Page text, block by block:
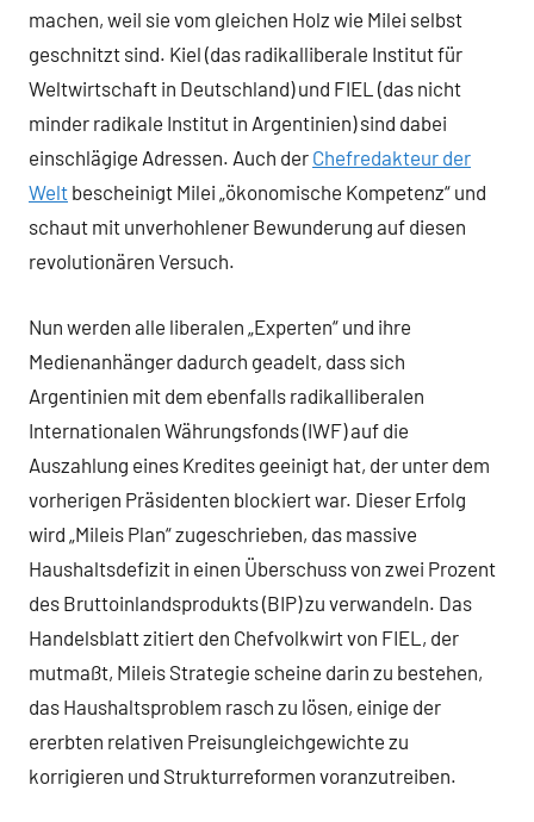
machen, weil sie vom gleichen Holz wie Milei selbst
geschnitzt sind. Kiel (das radikalliberale Institut für
Weltwirtschaft in Deutschland) und FIEL (das nicht
minder radikale Institut in Argentinien) sind dabei
einschlägige Adressen. Auch der Chefredakteur der
Welt bescheinigt Milei „ökonomische Kompetenz“ und
schaut mit unverhohlener Bewunderung auf diesen
revolutionären Versuch.
Nun werden alle liberalen „Experten“ und ihre
Medienanhänger dadurch geadelt, dass sich
Argentinien mit dem ebenfalls radikalliberalen
Internationalen Währungsfonds (IWF) auf die
Auszahlung eines Kredites geeinigt hat, der unter dem
vorherigen Präsidenten blockiert war. Dieser Erfolg
wird „Mileis Plan“ zugeschrieben, das massive
Haushaltsdefizit in einen Überschuss von zwei Prozent
des Bruttoinlandsprodukts (BIP) zu verwandeln. Das
Handelsblatt zitiert den Chefvolkwirt von FIEL, der
mutmaßt, Mileis Strategie scheine darin zu bestehen,
das Haushaltsproblem rasch zu lösen, einige der
ererbten relativen Preisungleichgewichte zu
korrigieren und Strukturreformen voranzutreiben.